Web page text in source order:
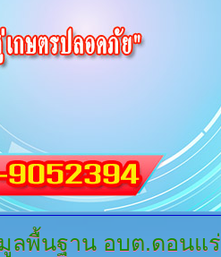
ลพื้นฐาน อบต.ดอนแร่